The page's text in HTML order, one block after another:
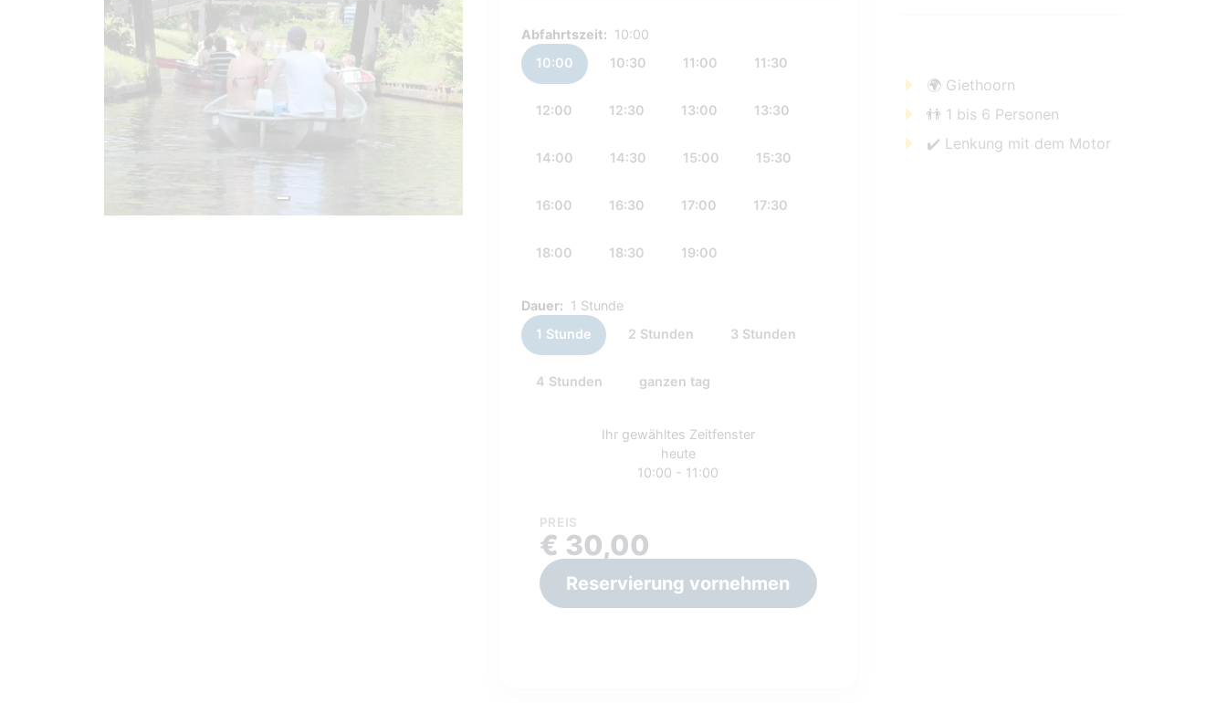
Abfahrtszeit: 10:00
10:00
10:30 11:00 11:30
12:00 12:30 13:00 13:30
14:00 14:30 15:00 15:30
16:00 16:30 17:00 17:30
18:00 18:30 19:00
Dauer: 1 Stunde
1 Stunde
2 Stunden 3 Stunden
4 Stunden ganzen tag
Ihr gewähltes Zeitfenster
heute
10:00 - 11:00
PREIS
€ 30,00
Reservierung vornehmen
🌍 Giethoorn
👬 1 bis 6 Personen
✔️ Lenkung mit dem Motor